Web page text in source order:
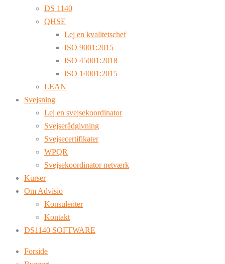
DS 1140
QHSE
Lej en kvalitetschef
ISO 9001:2015
ISO 45001:2018
ISO 14001:2015
LEAN
Svejsning
Lej en svejsekoordinator
Svejserådgivning
Svejsecertifikater
WPQR
Svejsekoordinator netværk
Kurser
Om Advisio
Konsulenter
Kontakt
DS1140 SOFTWARE
Forside